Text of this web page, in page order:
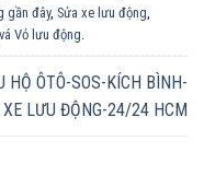
gần đây, Sửa xe lưu động
vá Vỏ lưu động
HỘ ÔTÔ-SOS-KÍCH BÌNH-
LƯU ĐỘNG-24/24 HCM